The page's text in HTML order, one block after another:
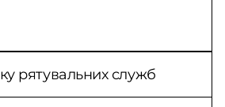
рятувальних служб